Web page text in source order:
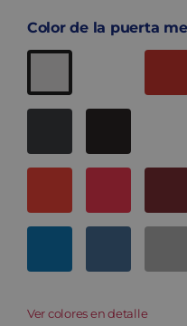
Color de la puerta
Ver colores en detalle